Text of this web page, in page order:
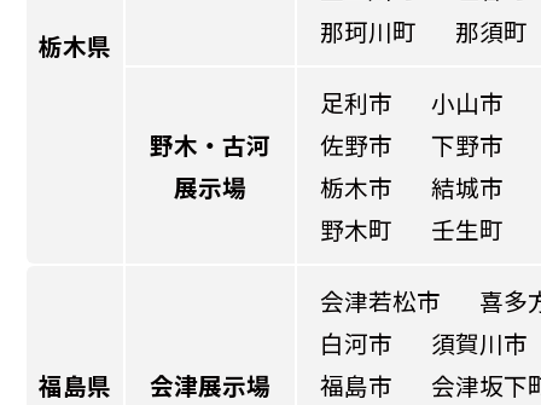
栃木県
那珂川町
那須町
野木・古河
展示場
足利市
小山市
佐野市
下野市
栃木市
結城市
野木町
壬生町
福島県 会津展示場
会津若松市
喜多
白河市
須賀川市
福島市
会津坂下